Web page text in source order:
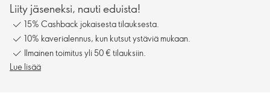
Liity jäseneksi, nauti eduista!
15% Cashback jokaisesta tilauksesta.
10% kaverialennus, kun kutsut ystäviä mukaan.
Ilmainen toimitus yli 50 € tilauksiin.
Lue lisää